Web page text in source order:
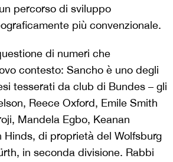
percorso di sviluppo
più convenzionale.
di numeri che
contesto: Sancho è uno degli
tesserati da club di Bundes – gli
Reece Oxford, Emile Smith
Mandela Egbo, Keanan
Hinds, di proprietà del Wolfsburg
in seconda divisione. Rabbi